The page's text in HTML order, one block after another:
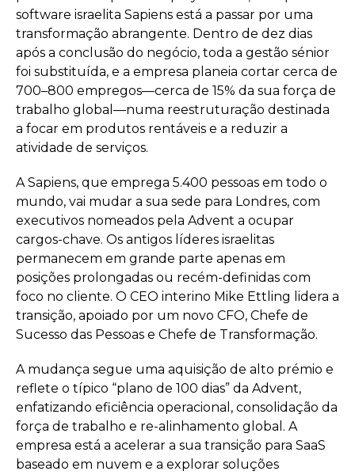
software israelita Sapiens está a passar por uma
transformação abrangente. Dentro de dez dias
após a conclusão do negócio, toda a gestão sénior
foi substituída, e a empresa planeia cortar cerca de
700–800 empregos—cerca de 15% da sua força de
trabalho global—numa reestruturação destinada
a focar em produtos rentáveis e a reduzir a
atividade de serviços.
A Sapiens, que emprega 5.400 pessoas em todo o
mundo, vai mudar a sua sede para Londres, com
executivos nomeados pela Advent a ocupar
cargos-chave. Os antigos líderes israelitas
permanecem em grande parte apenas em
posições prolongadas ou recém-definidas com
foco no cliente. O CEO interino Mike Ettling lidera a
transição, apoiado por um novo CFO, Chefe de
Sucesso das Pessoas e Chefe de Transformação.
A mudança segue uma aquisição de alto prémio e
reflete o típico “plano de 100 dias” da Advent,
enfatizando eficiência operacional, consolidação da
força de trabalho e re-alinhamento global. A
empresa está a acelerar a sua transição para SaaS
baseado em nuvem e a explorar soluções